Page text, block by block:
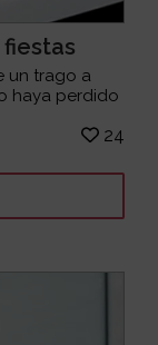
un trago a
haya perdido
24